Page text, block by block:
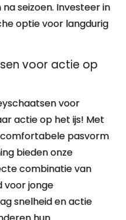
seizoen. Investeer in
optie voor langdurig
voor actie op
voor
actie op het ijs! Met
pasvorm
bieden onze
combinatie van
voor jonge
snelheid en actie